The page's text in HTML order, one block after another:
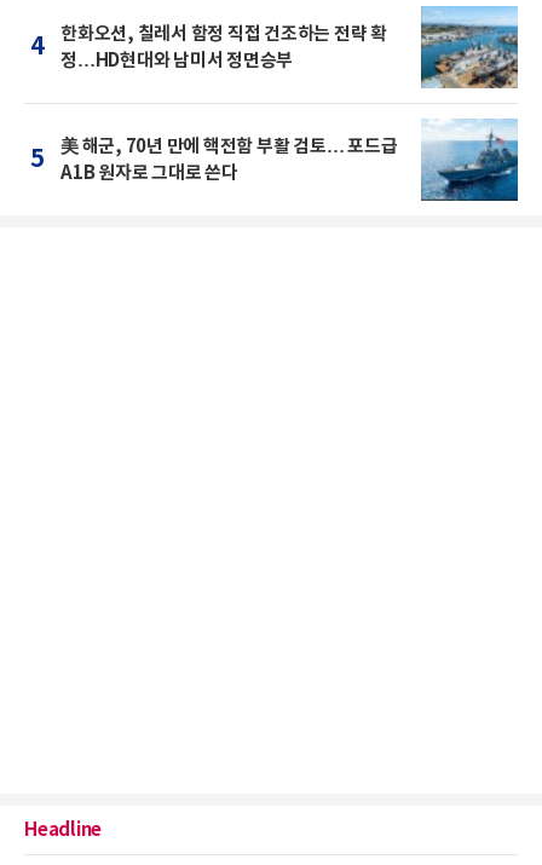
4
한화오션, 칠레서 함정 직접 건조하는 전략 확
정…HD현대와 남미서 정면승부
5
美 해군, 70년 만에 핵전함 부활 검토… 포드급
A1B 원자로 그대로 쓴다
Headline